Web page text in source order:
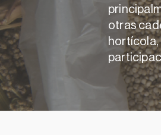
otras
hortícola,